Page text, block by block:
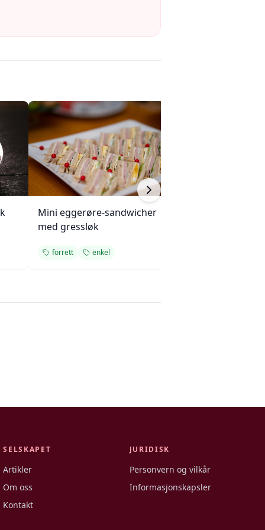
Mini eggerøre-sandwicher
med gressløk
forrett enkel
SELSKAPET
Artikler
Om oss
Kontakt
JURIDISK
Personvern og vilkår
Informasjonskapsler